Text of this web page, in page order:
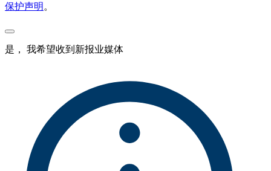
保护声明。
是， 我希望收到新报业媒体